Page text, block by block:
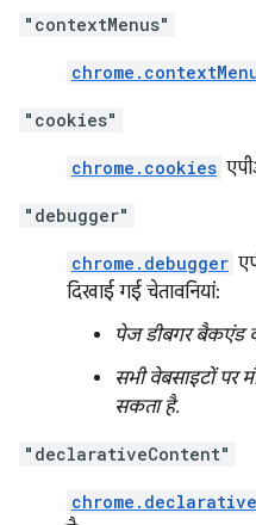
"contextMenus"
"cookies"
chrome.cookies
"debugger"
chrome.debugger
दिखाई गई चेतावनियां:
पेज डीबगर बैकएंड
सभी वेबसाइटों
सकता है.
"declarativeContent"